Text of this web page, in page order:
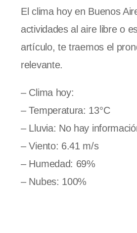
El clima hoy en Buenos
actividades al aire libre o
artículo, te traemos el
relevante.
– Clima hoy:
– Temperatura: 13°C
– Lluvia: No hay
– Viento: 6.41 m/s
– Humedad: 69%
– Nubes: 100%